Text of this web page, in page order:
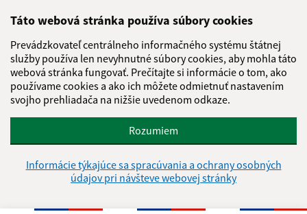
Táto webová stránka používa súbory cookies
Prevádzkovateľ centrálneho informačného systému štátnej
služby používa len nevyhnutné súbory cookies, aby mohla táto
webová stránka fungovať. Prečítajte si informácie o tom, ako
používame cookies a ako ich môžete odmietnuť nastavením
svojho prehliadača na nižšie uvedenom odkaze.
Rozumiem
Informácie týkajúce sa spracúvania a ochrany osobných
údajov pri návšteve webovej stránky